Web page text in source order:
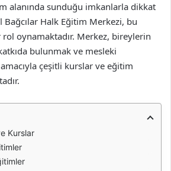
alanında sunduğu imkanlarla dikkat
Halk Eğitim Merkezi, bu
oynamaktadır. Merkez, bireylerin
bulunmak ve mesleki
çeşitli kurslar ve eğitim
Kurslar